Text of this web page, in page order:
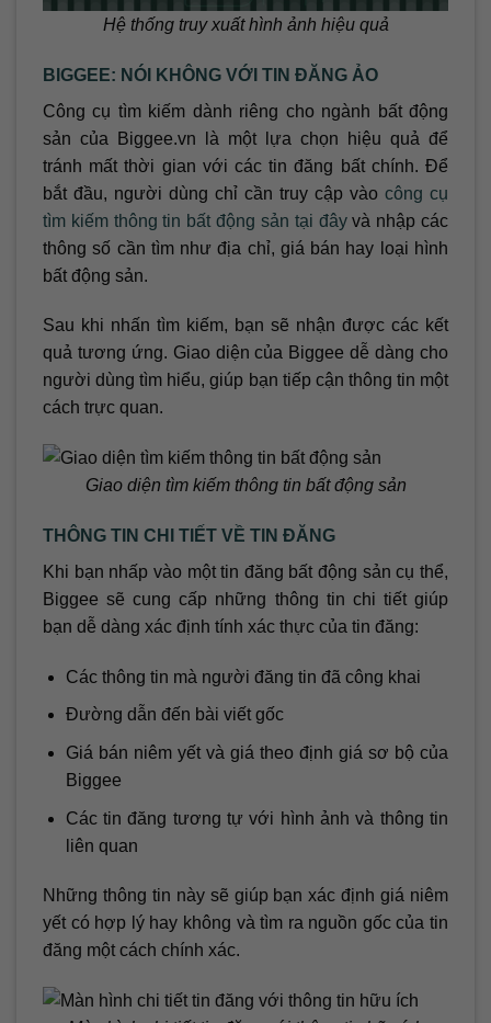
Hệ thống truy xuất hình ảnh hiệu quả
BIGGEE: NÓI KHÔNG VỚI TIN ĐĂNG ẢO
Công cụ tìm kiếm dành riêng cho ngành bất động
sản của Biggee.vn là một lựa chọn hiệu quả để
tránh mất thời gian với các tin đăng bất chính. Để
bắt đầu, người dùng chỉ cần truy cập vào công cụ
tìm kiếm thông tin bất động sản tại đâyvà nhập các
thông số cần tìm như địa chỉ, giá bán hay loại hình
bất động sản.
Sau khi nhấn tìm kiếm, bạn sẽ nhận được các kết
quả tương ứng. Giao diện của Biggee dễ dàng cho
người dùng tìm hiểu, giúp bạn tiếp cận thông tin một
cách trực quan.
Giao diện tìm kiếm thông tin bất động sản
THÔNG TIN CHI TIẾT VỀ TIN ĐĂNG
Khi bạn nhấp vào một tin đăng bất động sản cụ thể,
Biggee sẽ cung cấp những thông tin chi tiết giúp
bạn dễ dàng xác định tính xác thực của tin đăng:
Các thông tin mà người đăng tin đã công khai
Đường dẫn đến bài viết gốc
Giá bán niêm yết và giá theo định giá sơ bộ của
Biggee
Các tin đăng tương tự với hình ảnh và thông tin
liên quan
Những thông tin này sẽ giúp bạn xác định giá niêm
yết có hợp lý hay không và tìm ra nguồn gốc của tin
đăng một cách chính xác.